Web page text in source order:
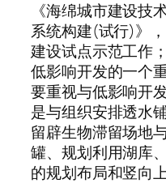
《海绵城市建设
系统构建(试行)》
建设试点示范工作
低影响开发的一个
要重视与低影响开
是与组织安排透水
留辟生物滞留场地
罐、规划利用湖库
的规划布局和竖向